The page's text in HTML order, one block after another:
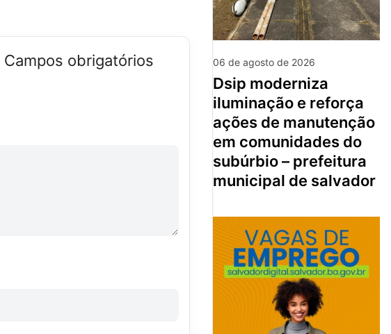
Campos obrigatórios
06 de agosto de 2026
dsip moderniza
iluminação e reforça
ações de manutenção
em comunidades do
subúrbio – prefeitura
municipal de salvador